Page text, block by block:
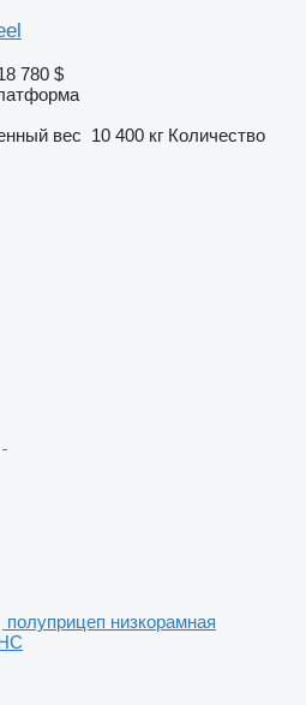
780 $
вес 10 400 кг Количество
полуприцеп низкорамная